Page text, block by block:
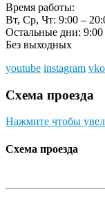
Время работы:
Вт, Ср, Чт: 9:00 –
Остальные дни: 9:00
Без выходных
youtube instagram
Схема проезда
Нажмите чтобы
Схема проезда